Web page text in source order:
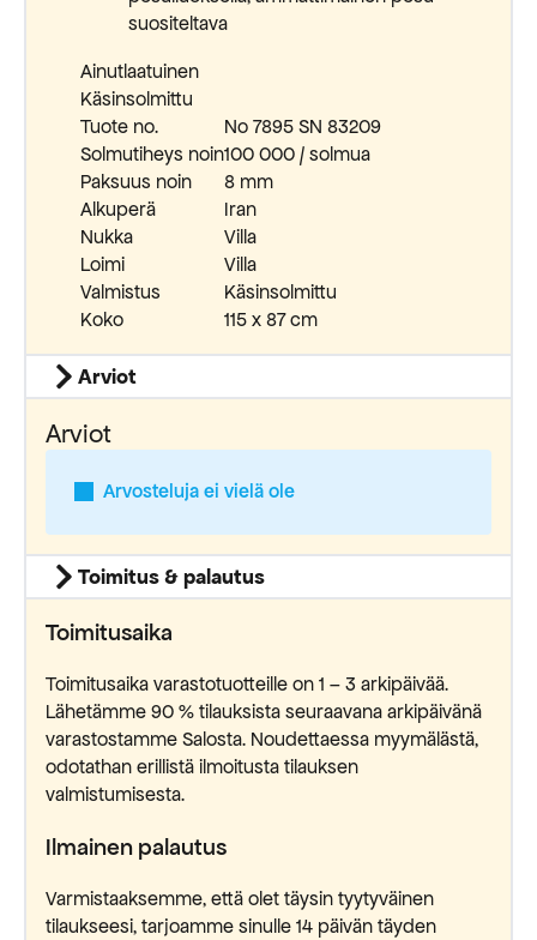
suositeltava
Ainutlaatuinen
Käsinsolmittu
Tuote no.
No 7895 SN 83209
Solmutiheys noin100 000 / solmua
Paksuus noin
8 mm
Alkuperä
Iran
Nukka
Villa
Loimi
Villa
Valmistus
Käsinsolmittu
Koko
115 x 87 cm
Arviot
Arviot
Arvosteluja ei vielä ole
Toimitus & palautus
Toimitusaika
Toimitusaika varastotuotteille on 1 – 3 arkipäivää.
Lähetämme 90 % tilauksista seuraavana arkipäivänä
varastostamme Salosta. Noudettaessa myymälästä,
odotathan erillistä ilmoitusta tilauksen
valmistumisesta.
Ilmainen palautus
Varmistaaksemme, että olet täysin tyytyväinen
tilaukseesi, tarjoamme sinulle 14 päivän täyden